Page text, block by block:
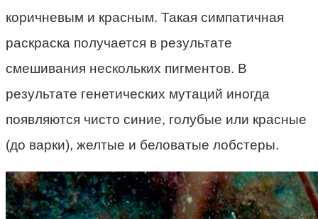
коричневым и красным. Такая симпатичная
раскраска получается в результате
смешивания нескольких пигментов. В
результате генетических мутаций иногда
появляются чисто синие, голубые или красные
(до варки), желтые и беловатые лобстеры.